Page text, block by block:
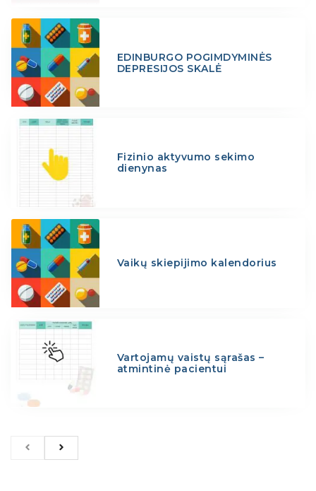
EDINBURGO POGIMDYMINĖS
DEPRESIJOS SKALĖ
Fizinio aktyvumo sekimo
dienynas
Vaikų skiepijimo kalendorius
Vartojamų vaistų sąrašas –
atmintinė pacientui